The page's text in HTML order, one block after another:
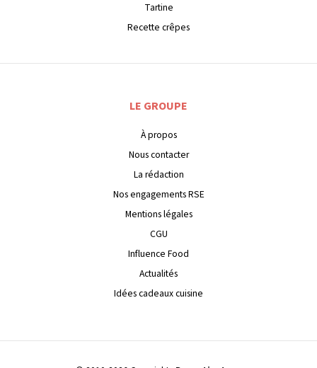
Tartine
Recette crêpes
LE GROUPE
À propos
Nous contacter
La rédaction
Nos engagements RSE
Mentions légales
CGU
Influence Food
Actualités
Idées cadeaux cuisine